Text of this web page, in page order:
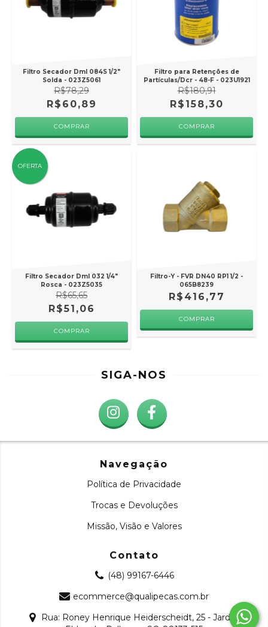
Filtro Secador Dml 084S 1/2"
Solda - 023Z5061
R$78,29
R$60,89
Filtro para Retenções de
Partículas/Dcr - 48-F - 023U1921
R$180,91
R$158,30
OFERTA
Filtro Secador Dml 032 1/4"
Rosca - 023Z5035
R$65,65
R$51,06
Filtro-Y - FVR DN40 RP1 1/2 -
065B8239
R$416,77
SIGA-NOS
Navegação
Política de Privacidade
Trocas e Devoluções
Missão, Visão e Valores
Contato
(48) 99167-6446
ecommerce@qualipecas.com.br
Rua: Roney Henrique Heiderscheidt, 25 - Jardim